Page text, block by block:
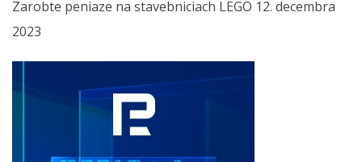
Zarobte peniaze na stavebniciach LEGO 12. decembra
2023